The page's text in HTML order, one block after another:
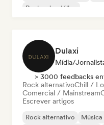
Rock psicodélico
Dulaxi
Mídia/
> 3000 feedbacks
Rock alternativoChill /
Comercial / Mainstream
Escrever artigos
Rock alternativo
Música